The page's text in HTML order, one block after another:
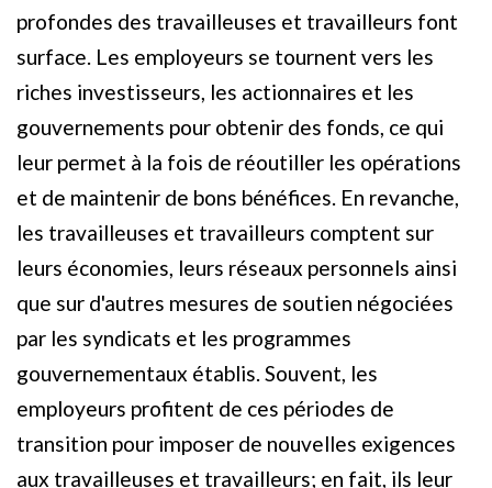
profondes des travailleuses et travailleurs font
surface. Les employeurs se tournent vers les
riches investisseurs, les actionnaires et les
gouvernements pour obtenir des fonds, ce qui
leur permet à la fois de réoutiller les opérations
et de maintenir de bons bénéfices. En revanche,
les travailleuses et travailleurs comptent sur
leurs économies, leurs réseaux personnels ainsi
que sur d'autres mesures de soutien négociées
par les syndicats et les programmes
gouvernementaux établis. Souvent, les
employeurs profitent de ces périodes de
transition pour imposer de nouvelles exigences
aux travailleuses et travailleurs; en fait, ils leur